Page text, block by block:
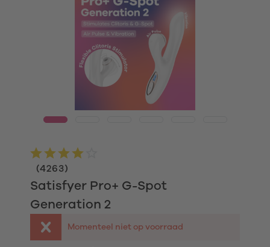
Satisfyer Pro+ G-Spot
Generation 2
(4263)
Momenteel niet op voorraad